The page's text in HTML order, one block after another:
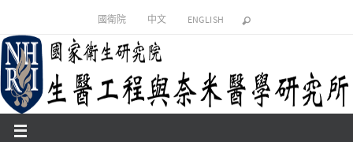
國衛院 中文 ENGLISH